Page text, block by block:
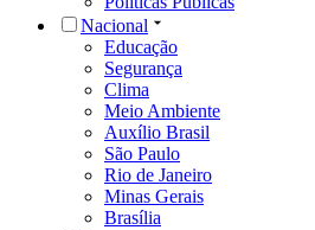
Nacional
Educação
Segurança
Clima
Meio Ambiente
Auxílio Brasil
São Paulo
Rio de Janeiro
Minas Gerais
Brasília